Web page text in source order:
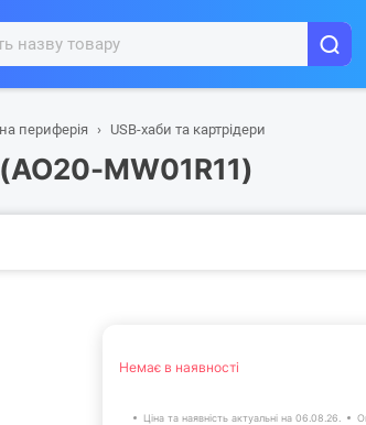
периферія USB-хаби та картрідери
MW01R11)
Немає в наявності
Ціна та наявність актуальні на 06.08.26.